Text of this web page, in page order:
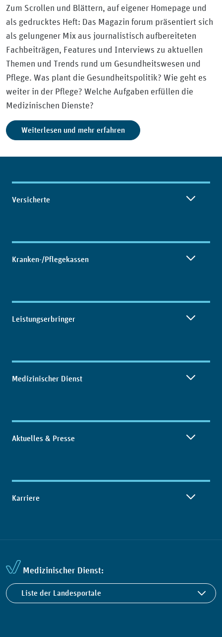
Zum Scrollen und Blättern, auf eigener Homepage und
als gedrucktes Heft: Das Magazin forum präsentiert sich
als gelungener Mix aus journalistisch aufbereiteten
Fachbeiträgen, Features und Interviews zu aktuellen
Themen und Trends rund um Gesundheitswesen und
Pflege. Was plant die Gesundheitspolitik? Wie geht es
weiter in der Pflege? Welche Aufgaben erfüllen die
Medizinischen Dienste?
Weiterlesen und mehr erfahren
Inhaltsübersicht
Versicherte
Kranken-/Pflegekassen
Leistungserbringer
Medizinischer Dienst
Aktuelles & Presse
Karriere
Medizinischer Dienst:
Liste der Landesportale